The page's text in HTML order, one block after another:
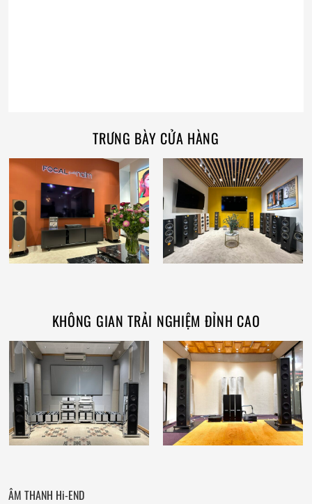
TRƯNG BÀY CỬA HÀNG
KHÔNG GIAN TRẢI NGHIỆM ĐỈNH CAO
ÂM THANH Hi-END